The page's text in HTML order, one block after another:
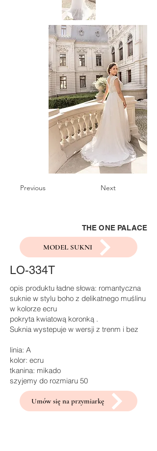
Previous Next
THE ONE PALACE
MODEL SUKNI
LO-334T
opis produktu ładne słowa: romantyczna
suknie w stylu boho z delikatnego muślinu
w kolorze ecru
pokryta kwiatową koronką .
Suknia wystepuje w wersji z trenm i bez
linia: A
kolor: ecru
tkanina: mikado
szyjemy do rozmiaru 50
Umów się na przymiarkę